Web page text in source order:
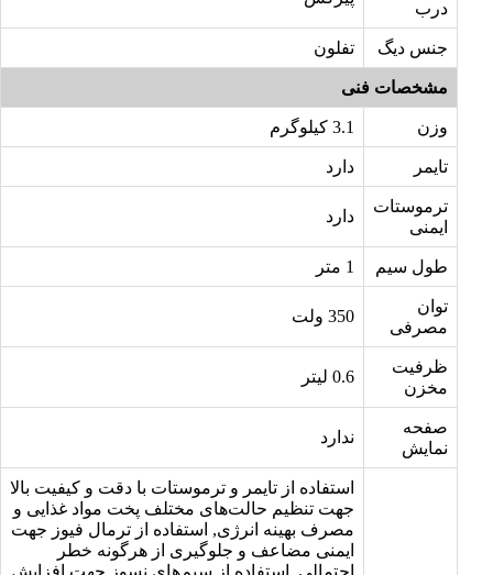
درب
جنس دیگ تفلون
مشخصات فنی
وزن 3.1 کیلوگرم
تایمر دارد
ترموستات
ایمنی
دارد
طول سیم
توان
مصرفی
350 ولت
ظرفیت
مخزن
0.6 لیتر
صفحه
نمایش
ندارد
استفاده از تایمر و ترموستات با دقت و کیفیت بالا
جهت تنظیم حالت‌های مختلف پخت مواد غذایی و
مصرف بهینه انرژی, استفاده از ترمال فیوز جهت
ایمنی مضاعف و جلوگیری از هرگونه خطر
احتمالی, استفاده از سیم‌های نسوز جهت افزایش